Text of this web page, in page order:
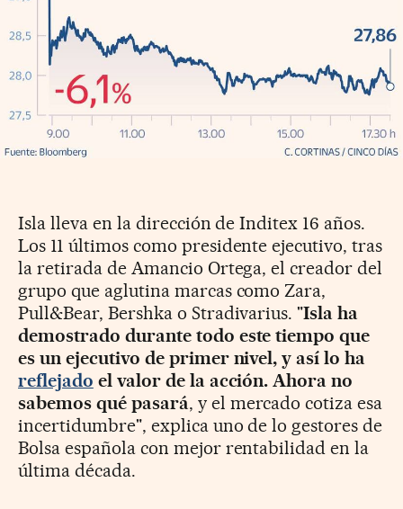
Isla lleva en la dirección de Inditex 16 años.
Los 11 últimos como presidente ejecutivo, tras
la retirada de Amancio Ortega, el creador del
grupo que aglutina marcas como Zara,
Pull&Bear, Bershka o Stradivarius. "Isla ha
demostrado durante todo este tiempo que
es un ejecutivo de primer nivel, y así lo ha
reflejado el valor de la acción. Ahora no
sabemos qué pasará, y el mercado cotiza esa
incertidumbre", explica uno de lo gestores de
Bolsa española con mejor rentabilidad en la
última década.